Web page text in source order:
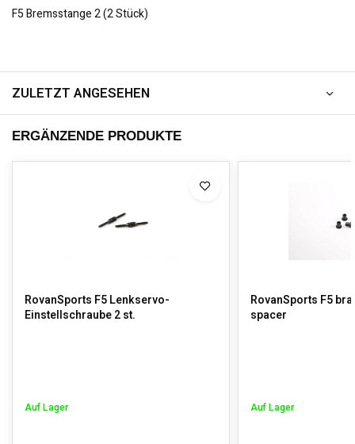
F5 Bremsstange 2 (2 Stück)
ZULETZT ANGESEHEN
ERGÄNZENDE PRODUKTE
RovanSports F5 Lenkservo-
Einstellschraube 2 st.
Auf Lager
RovanSports F5
spacer
Auf Lager